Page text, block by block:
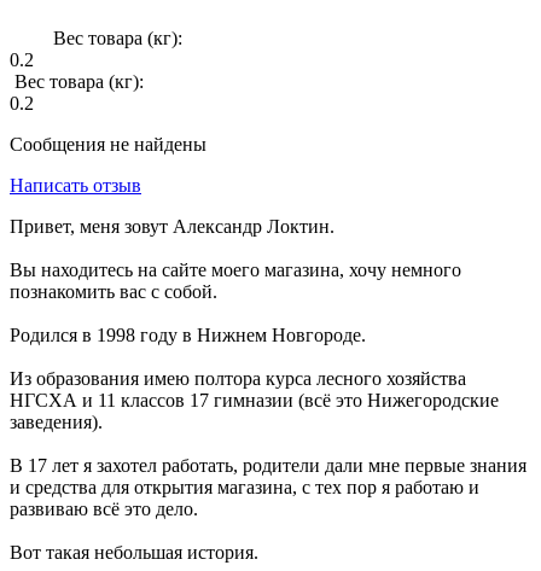
Вес товара (кг):
0.2
Вес товара (кг):
0.2
Сообщения не найдены
Написать отзыв
Привет, меня зовут Александр Локтин.
Вы находитесь на сайте моего магазина, хочу немного
познакомить вас с собой.
Родился в 1998 году в Нижнем Новгороде.
Из образования имею полтора курса лесного хозяйства
НГСХА и 11 классов 17 гимназии (всё это Нижегородские
заведения).
В 17 лет я захотел работать, родители дали мне первые знания
и средства для открытия магазина, с тех пор я работаю и
развиваю всё это дело.
Вот такая небольшая история.